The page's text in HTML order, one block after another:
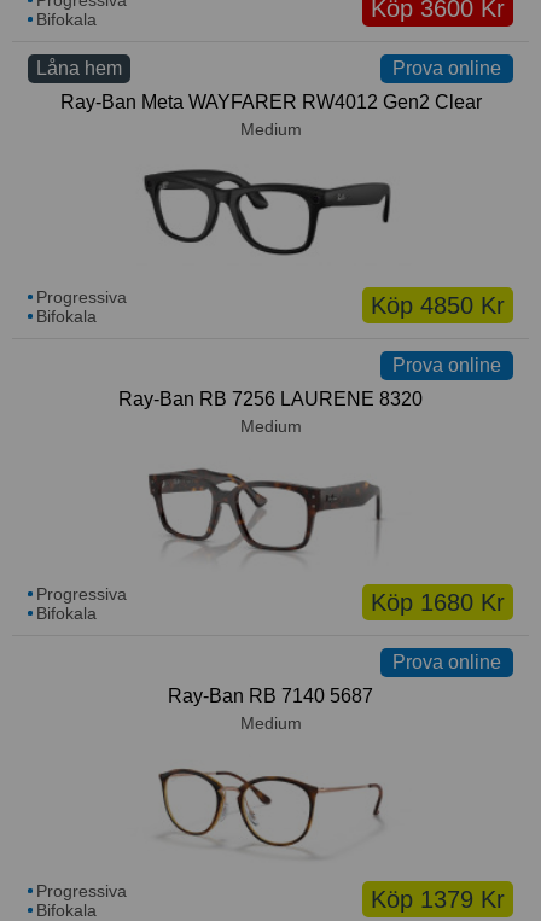
Lånekorg: 0 bågar
Varukorg: 0 varor
(Bredd)
Märke
Köp 3600 Kr
Bifokala
Prova online
Låna hem
Ray-Ban Meta WAYFARER RW4012 Gen2 Clear
Medium
Köp 4850 Kr
Progressiva
Bifokala
Prova online
Ray-Ban RB 7256 LAURENE 8320
Medium
Köp 1680 Kr
Progressiva
Bifokala
Prova online
Ray-Ban RB 7140 5687
Medium
Köp 1379 Kr
Progressiva
Bifokala